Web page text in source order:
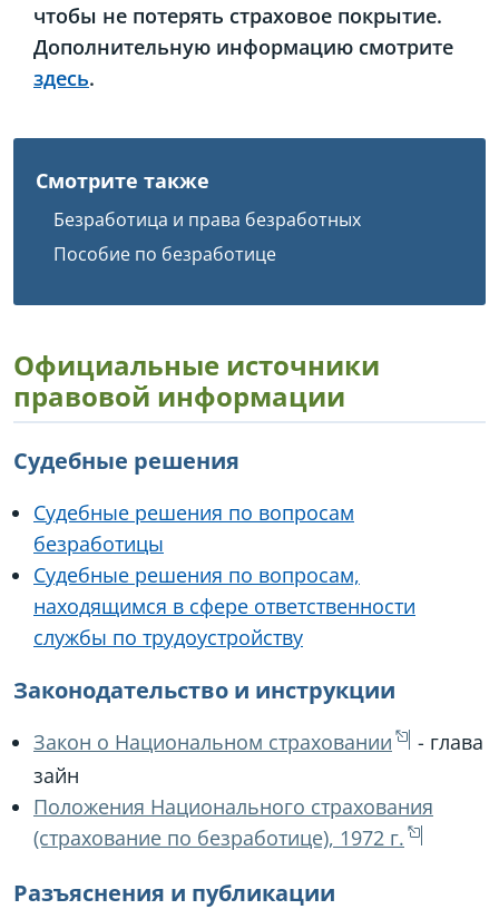
чтобы не потерять страховое покрытие.
Дополнительную информацию смотрите
здесь.
Смотрите также
Безработица и права безработных
Пособие по безработице
Официальные источники
правовой информации
Судебные решения
Судебные решения по вопросам
безработицы
Судебные решения по вопросам,
находящимся в сфере ответственности
службы по трудоустройству
Законодательство и инструкции
Закон о Национальном страховании
- глава
зайн
Положения Национального страхования
(страхование по безработице), 1972 г.
Разъяснения и публикации